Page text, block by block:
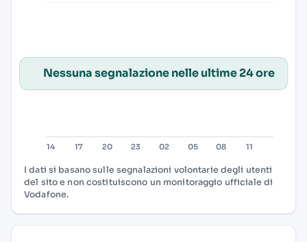
Nessuna segnalazione nelle ultime 24 ore
I dati si basano sulle segnalazioni volontarie degli utenti
del sito e non costituiscono un monitoraggio ufficiale di
Vodafone.